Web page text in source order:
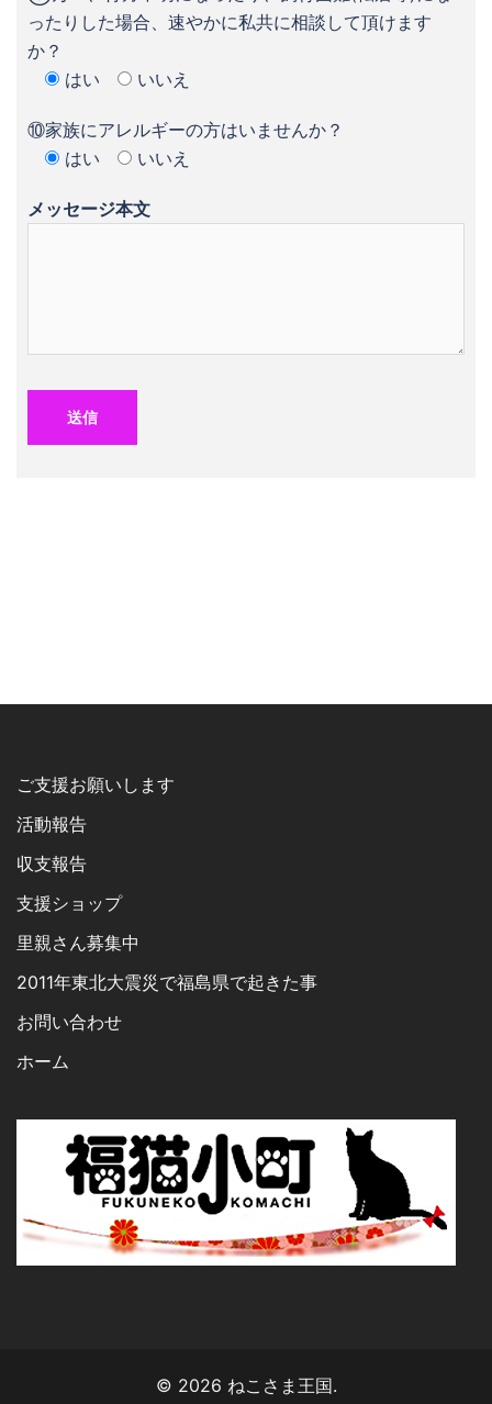
ったりした場合、速やかに私共に相談して頂けます
か？
はい
いいえ
⑩家族にアレルギーの方はいませんか？
はい
いいえ
メッセージ本文
ご支援お願いします
活動報告
収支報告
支援ショップ
里親さん募集中
2011年東北大震災で福島県で起きた事
お問い合わせ
ホーム
© 2026 ねこさま王国.